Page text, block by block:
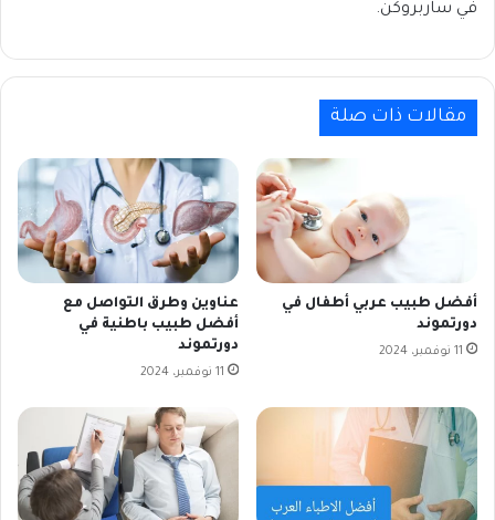
في ساربروكن.
مقالات ذات صلة
أفضل طبيب عربي أطفال في
دورتموند
11 نوفمبر، 2024
عناوين وطرق التواصل مع
أفضل طبيب باطنية في
دورتموند
11 نوفمبر، 2024